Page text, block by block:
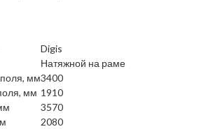
Digis
Натяжной на раме
мм3400
мм 1910
3570
2080